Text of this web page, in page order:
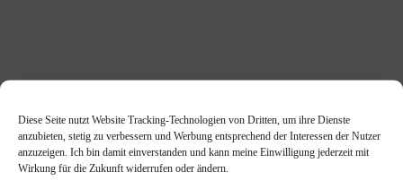
Diese Seite nutzt Website Tracking-Technologien von Dritten, um ihre Dienste
anzubieten, stetig zu verbessern und Werbung entsprechend der Interessen der Nutzer
anzuzeigen. Ich bin damit einverstanden und kann meine Einwilligung jederzeit mit
Wirkung für die Zukunft widerrufen oder ändern.